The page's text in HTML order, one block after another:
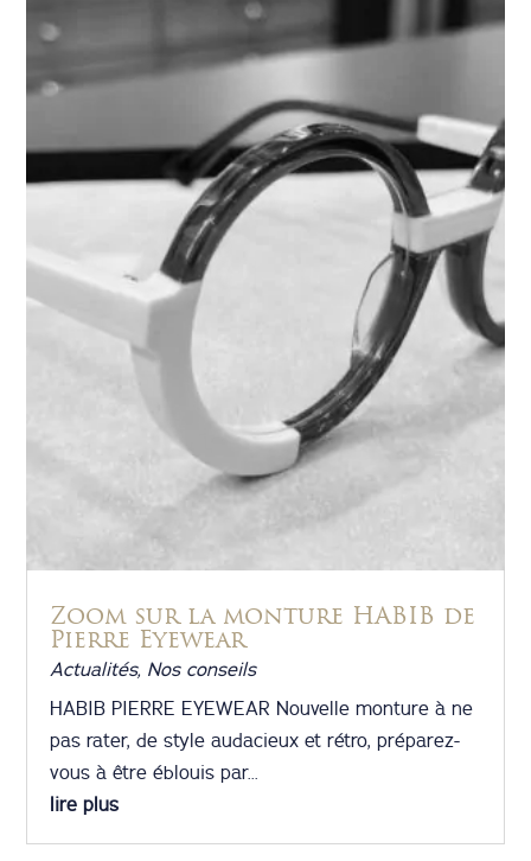
Zoom sur la monture HABIB de
Pierre Eyewear
Actualités, Nos conseils
HABIB PIERRE EYEWEAR Nouvelle monture à ne
pas rater, de style audacieux et rétro, préparez-
vous à être éblouis par...
lire plus